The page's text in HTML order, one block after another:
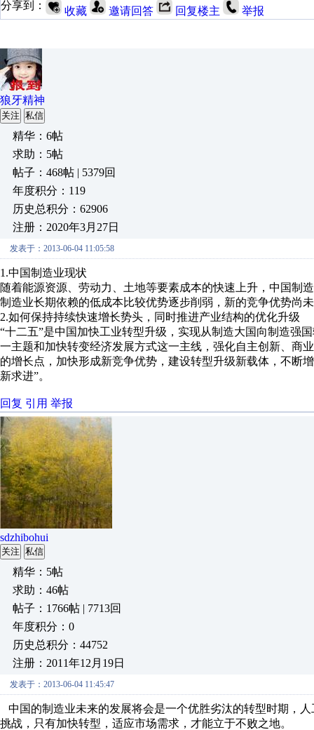
分享到： 收藏 邀请回答 回复楼主 举报
狼牙精神
关注 私信
精华：6帖
求助：5帖
帖子：468帖 | 5379回
年度积分：119
历史总积分：62906
注册：2020年3月27日
发表于：2013-06-04 11:05:58
1.中国制造业现状
随着能源资源、劳动力、土地等要素成本的快速上升，中国制
制造业长期依赖的低成本比较优势逐步削弱，新的竞争优势尚
2.如何保持持续快速增长势头，同时推进产业结构的优化升级
“十二五”是中国加快工业转型升级，实现从制造大国向制造强
一主题和加快转变经济发展方式这一主线，强化自主创新、商
的增长点，加快形成新竞争优势，建设转型升级新载体，不断
新求进”。
回复 引用 举报
sdzhibohui
关注 私信
精华：5帖
求助：46帖
帖子：1766帖 | 7713回
年度积分：0
历史总积分：44752
注册：2011年12月19日
发表于：2013-06-04 11:45:47
中国的制造业未来的发展将会是一个优胜劣汰的转型时期，
挑战，只有加快转型，适应市场需求，才能立于不败之地。